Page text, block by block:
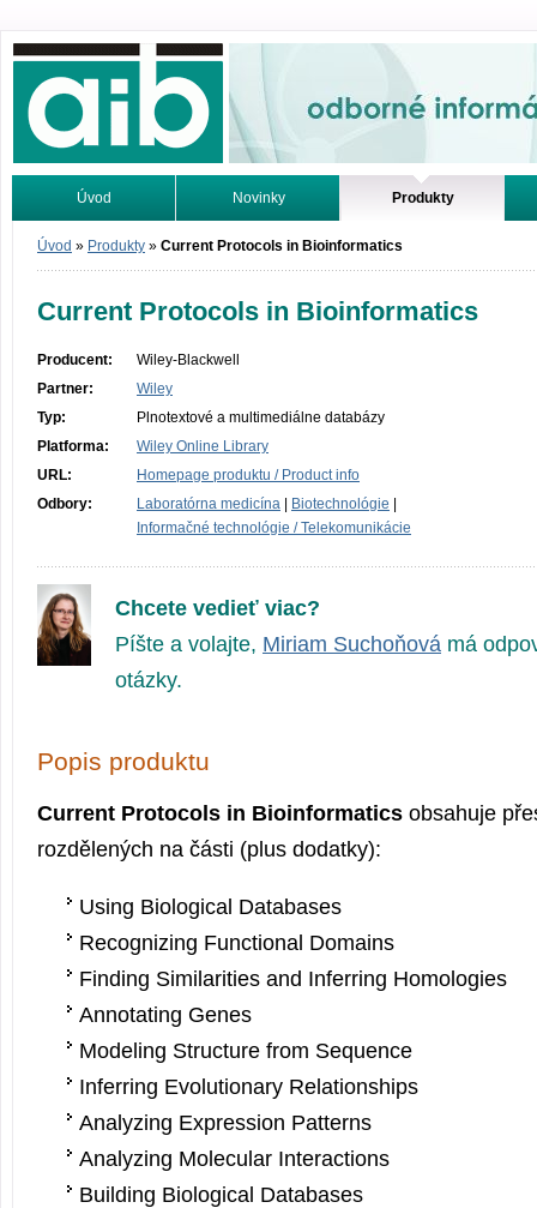
Odborné informácie. Online.
Úvod Novinky Produkty
Vyhľadávanie Tutoriály
Úvod » Produkty » Current Protocols in Bioinformatics
Current Protocols in Bioinformatics
Producent:
Wiley-Blackwell
Partner:
Wiley
Typ:
Plnotextové a multimediálne databázy
Platforma:
Wiley Online Library
URL:
Homepage produktu / Product info
Odbory:
Laboratórna medicína Biotechnológie
Informačné technológie / Telekomunikácie
Chcete vedieť viac?
Píšte a volajte, Miriam Suchoňová má
otázky.
Popis produktu
Current Protocols in Bioinformatics obsahuje
rozdělených na části (plus dodatky):
Using Biological Databases
Recognizing Functional Domains
Finding Similarities and Inferring Homologies
Annotating Genes
Modeling Structure from Sequence
Inferring Evolutionary Relationships
Analyzing Expression Patterns
Analyzing Molecular Interactions
Building Biological Databases